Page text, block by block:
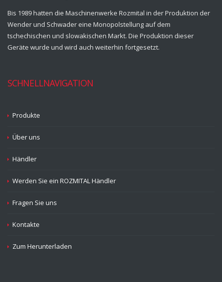
Bis 1989 hatten die Maschinenwerke Rozmital in der Produktion der
Wender und Schwader eine Monopolstellung auf dem
tschechischen und slowakischen Markt. Die Produktion dieser
Geräte wurde und wird auch weiterhin fortgesetzt.
SCHNELLNAVIGATION
Produkte
Über uns
Händler
Werden Sie ein ROZMITAL Händler
Fragen Sie uns
Kontakte
Zum Herunterladen